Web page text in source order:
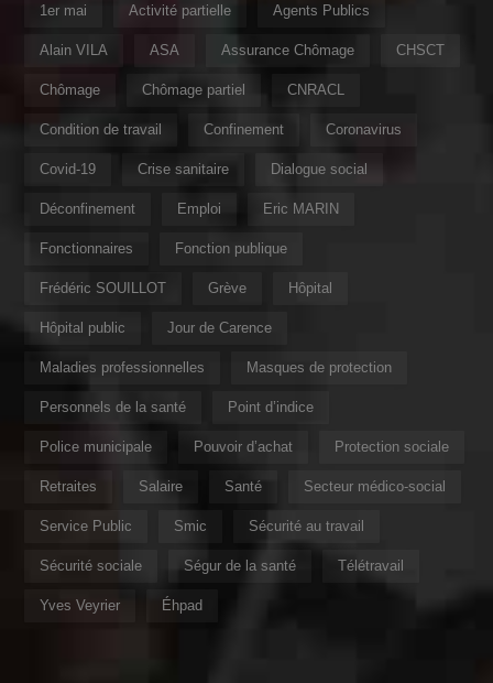
1er mai Activité partielle Agents Publics
Alain VILA ASA Assurance Chômage CHSCT
Chômage Chômage partiel CNRACL
Condition de travail Confinement Coronavirus
Covid-19 Crise sanitaire Dialogue social
Déconfinement Emploi Eric MARIN
Fonctionnaires Fonction publique
Frédéric SOUILLOT Grève Hôpital
Hôpital public Jour de Carence
Maladies professionnelles Masques de protection
Personnels de la santé Point d’indice
Police municipale Pouvoir d’achat Protection sociale
Retraites Salaire Santé Secteur médico-social
Service Public Smic Sécurité au travail
Sécurité sociale Ségur de la santé Télétravail
Yves Veyrier Éhpad